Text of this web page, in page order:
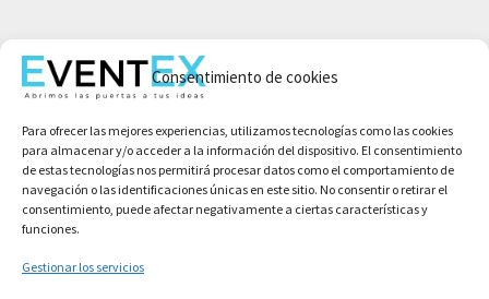
Consentimiento de cookies
Para ofrecer las mejores experiencias, utilizamos tecnologías como las cookies
para almacenar y/o acceder a la información del dispositivo. El consentimiento
de estas tecnologías nos permitirá procesar datos como el comportamiento de
navegación o las identificaciones únicas en este sitio. No consentir o retirar el
consentimiento, puede afectar negativamente a ciertas características y
funciones.
Gestionar los servicios
Aviso legal
Política de privacidad
Condiciones de compra
Política de cookies